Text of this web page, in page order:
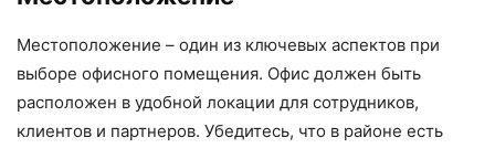
Местоположение – один из ключевых аспектов при
выборе офисного помещения. Офис должен быть
расположен в удобной локации для сотрудников,
клиентов и партнеров. Убедитесь, что в районе есть